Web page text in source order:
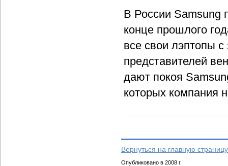
В России Samsung
конце прошлого
все свои лэптопы
представителей
дают покоя
которых компания
Вернуться на главную
Опубликовано в 2008 г.